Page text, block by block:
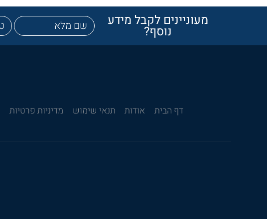
מעוניינים לקבל מידע
נוסף?
דף הבית אודות תנאי שימוש מדיניות פרטיות